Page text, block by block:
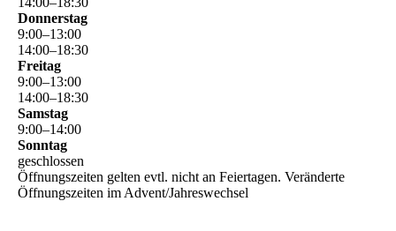
Donnerstag
9:00–13:00
14:00–18:30
Freitag
9:00–13:00
14:00–18:30
Samstag
9:00–14:00
Sonntag
geschlossen
Öffnungszeiten gelten evtl. nicht an Feiertagen. Veränderte
Öffnungszeiten im Advent/Jahreswechsel